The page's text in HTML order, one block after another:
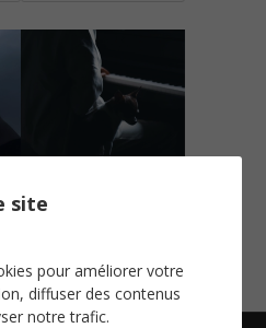
Voir
site
pour améliorer votre
diffuser des contenus
notre trafic.